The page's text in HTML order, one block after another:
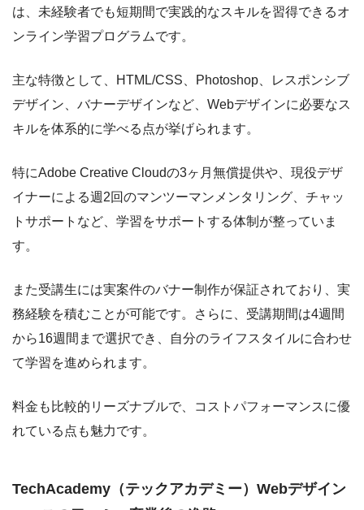
は、未経験者でも短期間で実践的なスキルを習得できるオ
ンライン学習プログラムです。
主な特徴として、HTML/CSS、Photoshop、レスポンシブ
デザイン、バナーデザインなど、Webデザインに必要なス
キルを体系的に学べる点が挙げられます。
特にAdobe Creative Cloudの3ヶ月無償提供や、現役デザ
イナーによる週2回のマンツーマンメンタリング、チャッ
トサポートなど、学習をサポートする体制が整っていま
す。
また受講生には実案件のバナー制作が保証されており、実
務経験を積むことが可能です。さらに、受講期間は4週間
から16週間まで選択でき、自分のライフスタイルに合わせ
て学習を進められます。
料金も比較的リーズナブルで、コストパフォーマンスに優
れている点も魅力です。
TechAcademy（テックアカデミー）Webデザイン